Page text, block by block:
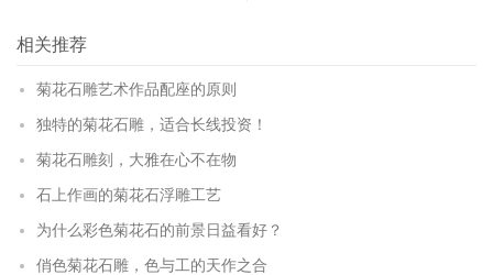
相关推荐
菊花石雕艺术作品配座的原则
独特的菊花石雕，适合长线投资！
菊花石雕刻，大雅在心不在物
石上作画的菊花石浮雕工艺
为什么彩色菊花石的前景日益看好？
俏色菊花石雕，色与工的天作之合